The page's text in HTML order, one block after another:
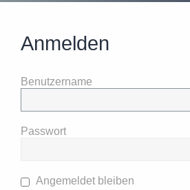
Anmelden
Benutzername
Passwort
Angemeldet bleiben